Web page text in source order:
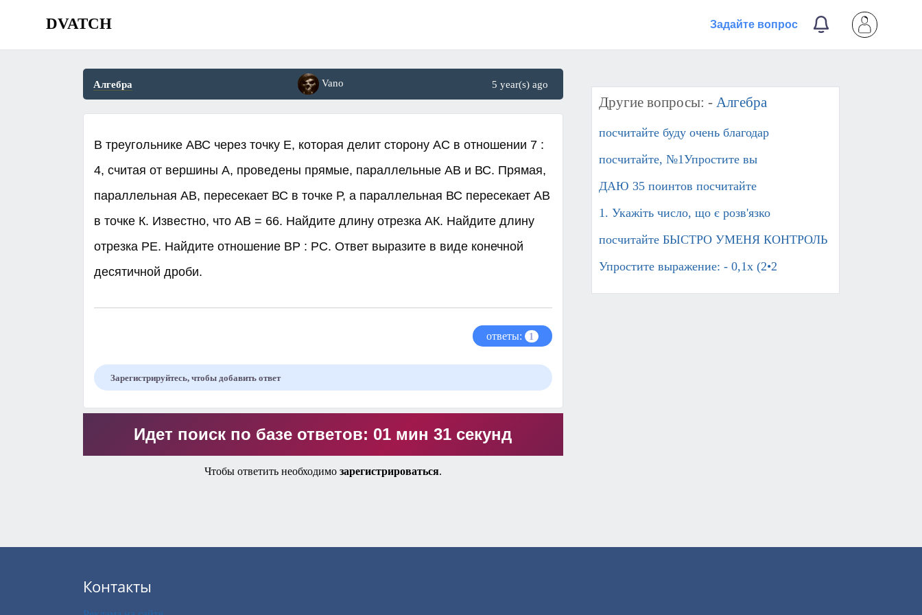
DVATCH Задайте вопрос
Алгебра Vano 5 year(s) ago
В треугольнике АВС через точку Е, которая делит сторону АС в отношении 7 :
4, считая от вершины А, проведены прямые, параллельные АВ и ВС. Прямая,
параллельная АВ, пересекает ВС в точке Р, а параллельная ВС пересекает АВ
в точке К. Известно, что AB = 66. Найдите длину отрезка АК. Найдите длину
отрезка PЕ. Найдите отношение BP : PC. Ответ выразите в виде конечной
десятичной дроби.
ответы: 1
Зарегистрируйтесь, чтобы добавить ответ
Идет поиск по базе ответов: 01 мин 31 секунд
Чтобы ответить необходимо зарегистрироваться.
Другие вопросы: - Алгебра
посчитайте буду очень благодар
посчитайте, №1Упростите вы
ДАЮ 35 поинтов посчитайте
1. Укажіть число, що є розв'язко
посчитайте БЫСТРО УМЕНЯ КОНТРОЛЬ
Упростите выражение: - 0,1x (2•2
Контакты